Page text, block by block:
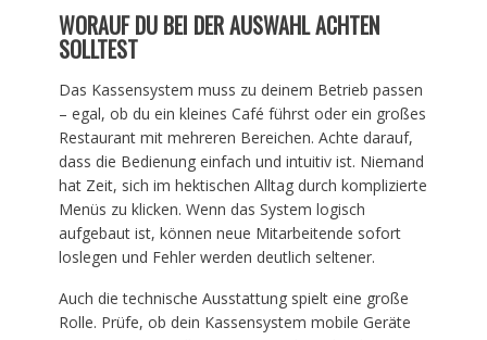
WORAUF DU BEI DER AUSWAHL ACHTEN
SOLLTEST
Das Kassensystem muss zu deinem Betrieb passen
– egal, ob du ein kleines Café führst oder ein großes
Restaurant mit mehreren Bereichen. Achte darauf,
dass die Bedienung einfach und intuitiv ist. Niemand
hat Zeit, sich im hektischen Alltag durch komplizierte
Menüs zu klicken. Wenn das System logisch
aufgebaut ist, können neue Mitarbeitende sofort
loslegen und Fehler werden deutlich seltener.
Auch die technische Ausstattung spielt eine große
Rolle. Prüfe, ob dein Kassensystem mobile Geräte